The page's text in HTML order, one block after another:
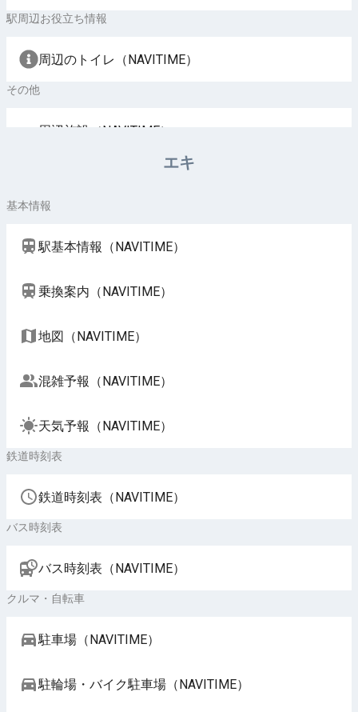
駅周辺お役立ち情報
周辺のトイレ（NAVITIME）
その他
周辺施設（NAVITIME）
エキ
基本情報
駅基本情報（NAVITIME）
乗換案内（NAVITIME）
地図（NAVITIME）
混雑予報（NAVITIME）
天気予報（NAVITIME）
鉄道時刻表
鉄道時刻表（NAVITIME）
バス時刻表
バス時刻表（NAVITIME）
クルマ・自転車
駐車場（NAVITIME）
駐輪場・バイク駐車場（NAVITIME）